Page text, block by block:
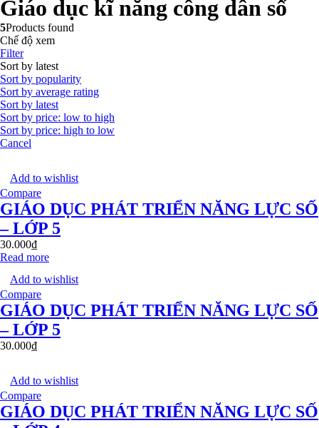
Giáo dục kĩ năng công dân số
5Products found
Chế độ xem
Filter
Sort by latest
Sort by popularity
Sort by average rating
Sort by latest
Sort by price: low to high
Sort by price: high to low
Cancel
Add to wishlist
Compare
GIÁO DỤC PHÁT TRIỂN NĂNG LỰC SỐ
– LỚP 5
30.000₫
Read more
Add to wishlist
Compare
GIÁO DỤC PHÁT TRIỂN NĂNG LỰC SỐ
– LỚP 5
30.000₫
Add to wishlist
Compare
GIÁO DỤC PHÁT TRIỂN NĂNG LỰC SỐ